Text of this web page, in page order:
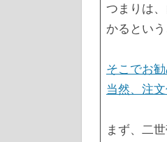
つまりは
かるとい
そこでお
当然、注
まず、二